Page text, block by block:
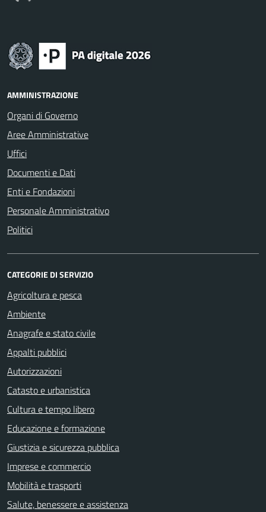
AMMINISTRAZIONE
Organi di Governo
Aree Amministrative
Uffici
Documenti e Dati
Enti e Fondazioni
Personale Amministrativo
Politici
CATEGORIE DI SERVIZIO
Agricoltura e pesca
Ambiente
Anagrafe e stato civile
Appalti pubblici
Autorizzazioni
Catasto e urbanistica
Cultura e tempo libero
Educazione e formazione
Giustizia e sicurezza pubblica
Imprese e commercio
Mobilità e trasporti
Salute, benessere e assistenza